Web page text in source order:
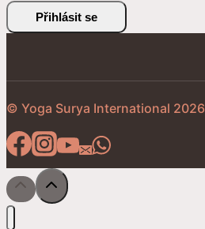
Přihlásit se
© Yoga Surya International 2026